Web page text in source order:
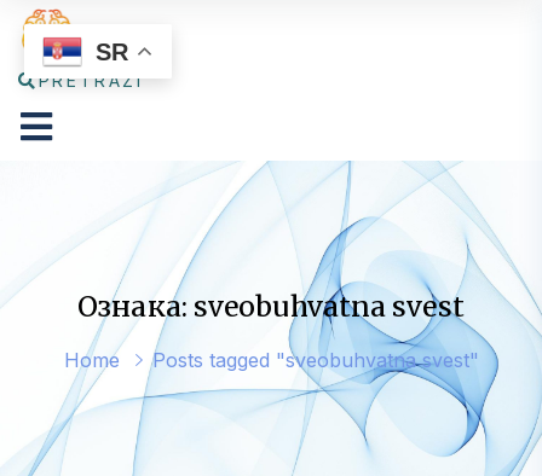
PRETRAŽI
Ознака: sveobuhvatna svest
Home Posts tagged "sveobuhvatna svest"
SR